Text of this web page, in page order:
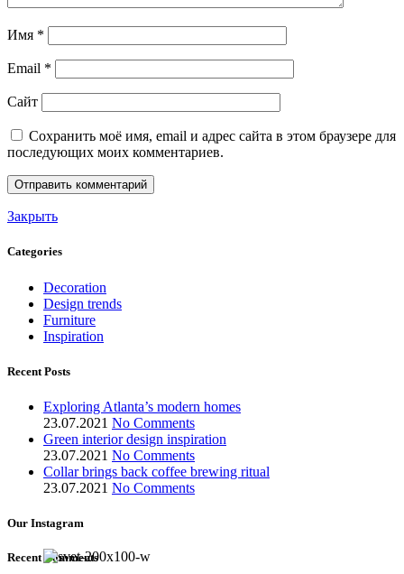
Имя *
Email *
Сайт
Сохранить моё имя, email и адрес сайта в этом браузере для
последующих моих комментариев.
Закрыть
Categories
Decoration
Design trends
Furniture
Inspiration
Recent Posts
Exploring Atlanta’s modern homes
23.07.2021 No Comments
Green interior design inspiration
23.07.2021 No Comments
Collar brings back coffee brewing ritual
23.07.2021 No Comments
Our Instagram
Recent Comments